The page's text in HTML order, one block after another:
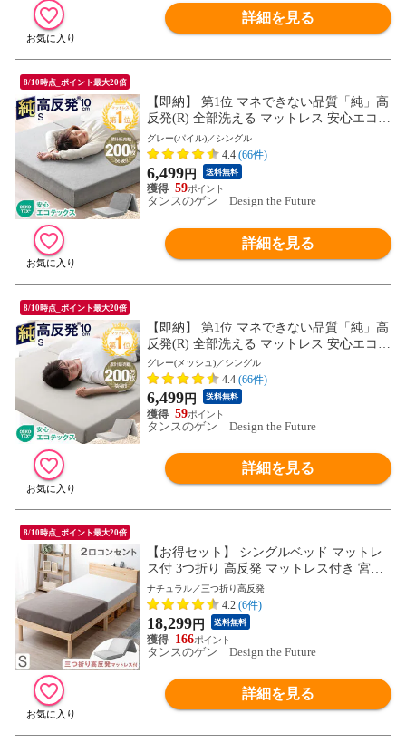
詳細を見る
8/10時点_ポイント最大20倍
【即納】 第1位 マネできない品質「純」高
反発(R) 全部洗える マットレス 安心エコテ
ックス シングル 三つ折り 10cm 密度25D 1
90N マット 折りたたみ 高反発マットレス
高反発 直置き 1381008423〔グレー(パイ
ル)〕
グレー(パイル)／シングル
4.4 (66件)
6,499円 送料無料
59
タンスのゲン Design the Future
詳細を見る
8/10時点_ポイント最大20倍
【即納】 第1位 マネできない品質「純」高
反発(R) 全部洗える マットレス 安心エコテ
ックス シングル 三つ折り 10cm 密度25D 1
90N マット 折りたたみ 高反発マットレス
高反発 直置き 1381008424 〔グレー(メッシ
ュ)〕
グレー(メッシュ)／シングル
4.4 (66件)
6,499円 送料無料
59
タンスのゲン Design the Future
詳細を見る
8/10時点_ポイント最大20倍
【お得セット】 シングルベッド マットレ
ス付 3つ折り 高反発 マットレス付き 宮付
き 北欧パイン ベッド 高さ調節 2段階 シン
グル 11719265〔ナチュラル【マット】グレ
ー（メッシュ）〕【予約】8月下旬※8/31ま
でに出荷予定
ナチュラル／三つ折り高反発
4.2 (6件)
18,299円 送料無料
166
タンスのゲン Design the Future
詳細を見る